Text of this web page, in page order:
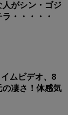
人がシン・ゴジ
・・・・・
ムビデオ、8
の凄さ！体感気